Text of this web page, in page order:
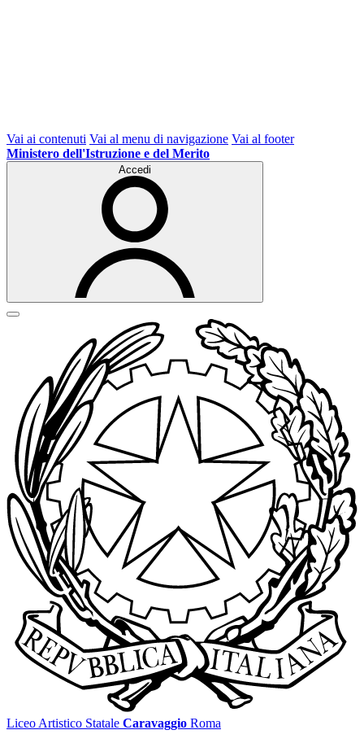
Vai ai contenuti Vai al menu di navigazione Vai al footer
Ministero dell'Istruzione e del Merito
Accedi
Liceo Artistico Statale Caravaggio Roma